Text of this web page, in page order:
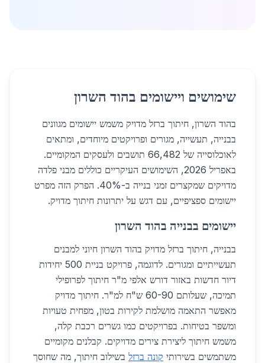
שימושים ויישומים בהוד השרון
בהוד השרון, חיתוך ברזל מדויק משמש יישומים מגוונים
בבנייה, תעשייה, מגורים ופרויקטים מיוחדים, ומתאים
לאוכלוסייה של 66,482 תושבים ולעסקים המקומיים.
באפריל 2026, השימושים העיקריים כוללים מבני פלדה
מדויקים שמקצרים זמני בנייה ב-40%. הפרק הזה מפרט
יישומים ספציפיים, עם דגש על יתרונות חיתוך מדויק.
יישומים בבנייה בהוד השרון
בבנייה, חיתוך ברזל מדויק בהוד השרון חיוני למבנים
תעשייתיים ומגורים. לדוגמה, פרויקט בניית 500 יחידות
דיור חדשות באזור דורש אלפי מ"ר חיתוך לפרופילי
תמיכה, שעלותם 60-90 ש"ח למ"ר. חיתוך מדויק
מאפשר התאמה מושלמת לקירות בטון, מפחית טעויות
ומשפר בטיחות. בפרויקטים כמו גשרים רכבת קלה,
משמש חיתוך ליצירת צירים מדויקים. קבלנים מקומיים
משתמשים בשירותי קונה ברזל בשילוב חיתוך, מה שחוסך